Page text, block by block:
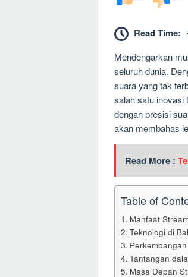
Read Time:
Mendengarkan
seluruh dunia.
suara yang tak
salah satu inovasi
dengan presisi
akan membahas
Read More :
Table of
Manfaat
Teknologi di
Tantangan
Masa Depan